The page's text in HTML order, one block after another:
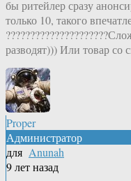
бы ритейлер сразу
только 10, такого
разводят))) Или товар со
Proper
Администратор
для Anunah
9 лет назад